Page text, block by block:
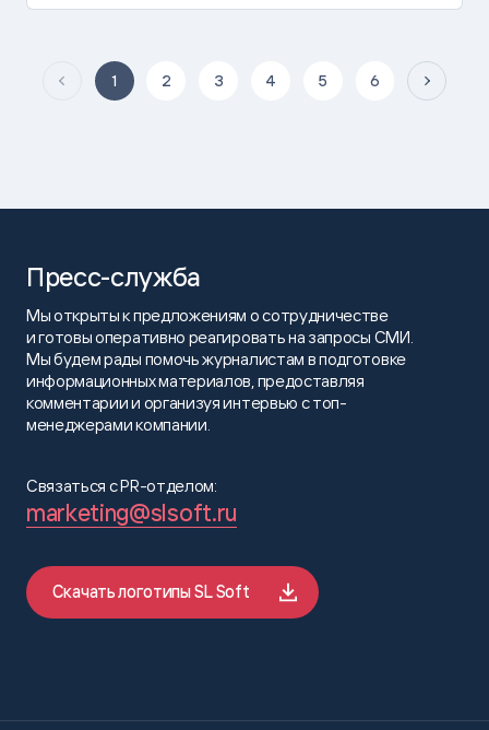
1 2 3 4 5 6
Пресс-служба
Мы открыты к предложениям о сотрудничестве
и готовы оперативно реагировать на запросы СМИ.
Мы будем рады помочь журналистам в подготовке
информационных материалов, предоставляя
комментарии и организуя интервью с топ-
менеджерами компании.
Связаться с PR-отделом:
marketing@slsoft.ru
Скачать логотипы SL Soft